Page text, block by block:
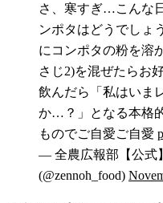
さ、寒すぎ…こんな
ンポタはどうでしょ
にコンポタの粉を溶
さじ2)を混ぜたらお
飲んだら「私はいま
か…？」となる本格
ものでご自愛ご自愛
— 全農広報部【公式
(@zennoh_food)